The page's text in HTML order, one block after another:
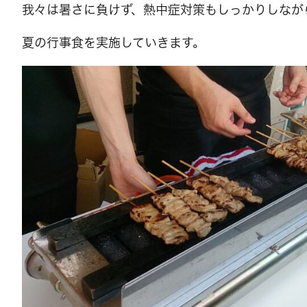
我々は暑さに負けず、熱中症対策もしっかりしなが
夏の行事食を実施していきます。